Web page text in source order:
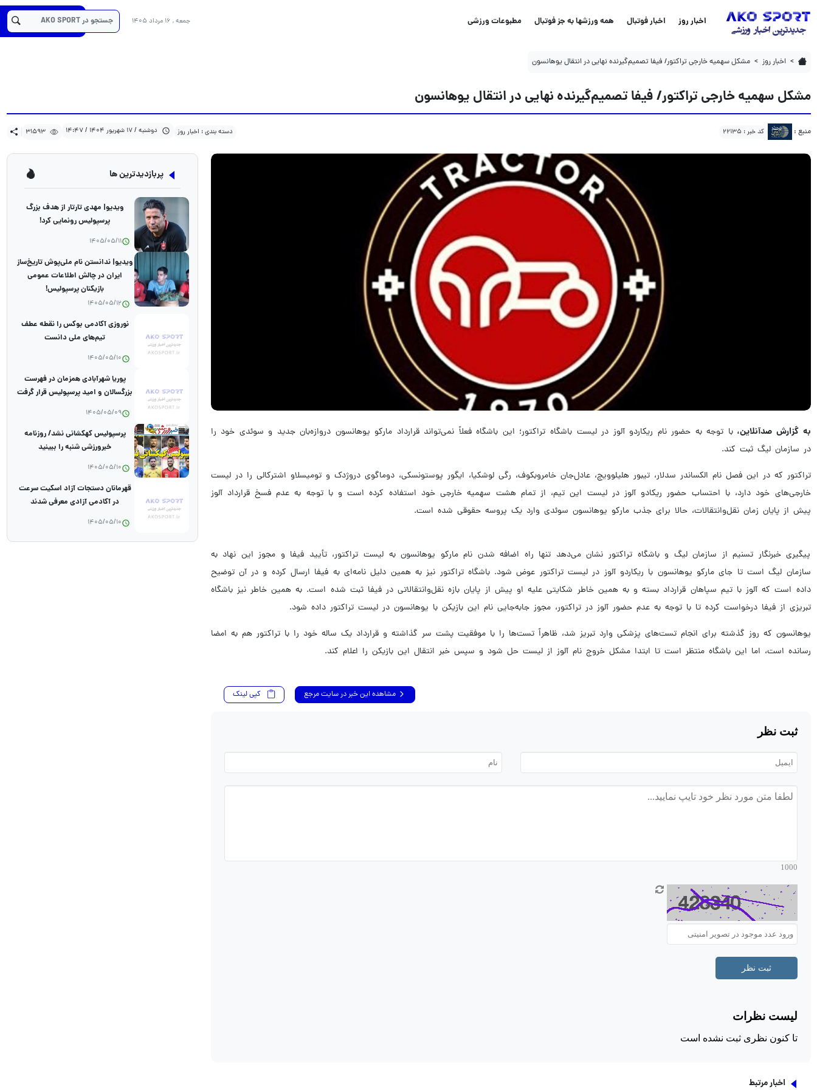
اخبار روز اخبار فوتبال همه ورزشها به جز فوتبال مطبوعات ورزشی جمعه , 16 مرداد 1405
اخبار روز مشکل سهمیه خارجی تراکتور/ فیفا تصمیم‌گیرنده نهایی در انتقال یوهانسون
مشکل سهمیه خارجی تراکتور/ فیفا تصمیم‌گیرنده نهایی در انتقال یوهانسون 1404/06/17
31593
مشکل سهمیه خارجی تراکتور/ فیفا تصمیم‌گیرنده نهایی در انتقال یوهانسون
منبع : کد خبر : 22135 دسته بندی : اخبار روز دوشنبه / 17 شهریور 1404 / 14:47 31593
به گزارش صدآنلاین،با توجه به حضور نام ریکاردو آلوز در لیست باشگاه تراکتور؛ این باشگاه فعلاً نمی‌تواند قرارداد مارکو یوهانسون دروازه‌بان جدید و سوئدی خود را
در سازمان لیگ ثبت کند.
تراکتور که در این فصل نام الکساندر سدلار، تیبور هلیلوویچ، عادل‌جان خامروبکوف، رگی لوشکیا، ایگور پوستونسکی، دوماگوی دروژدک و تومیسلاو اشترکالی را در لیست
خارجی‌های خود دارد، با احتساب حضور ریکادو‌ آلوز در لیست این تیم، از تمام هشت سهمیه خارجی خود استفاده کرده است و با توجه به عدم فسخ قرارداد آلوز
پیش از پایان زمان نقل‌و‌انتقالات، حالا برای جذب مارکو یوهانسون سوئدی وارد یک پروسه حقوقی شده است.
پیگیری خبرنگار تسنیم از سازمان لیگ و باشگاه تراکتور نشان می‌دهد تنها راه اضافه شدن نام مارکو یوهانسون به لیست تراکتور، تأیید فیفا و مجوز این نهاد به
سازمان لیگ است تا جای مارکو یوهانسون با ریکاردو آلوز در لیست تراکتور عوض شود. باشگاه تراکتور نیز به همین دلیل نامه‌ای به فیفا ارسال کرده و در آن توضیح
داده است که آلوز با تیم سپاهان قرارداد بسته و به همین خاطر شکایتی علیه او پیش از پایان بازه نقل‌و‌انتقالاتی در فیفا ثبت شده است. به همین خاطر نیز باشگاه
تبریزی از فیفا درخواست کرده تا با توجه به عدم حضور آلوز در تراکتور، مجوز جابه‌جایی نام این بازیکن با یوهانسون در لیست تراکتور داده شود.
یوهانسون که روز گذشته برای انجام تست‌های پزشکی وارد تبریز شد، ظاهراً تست‌ها را با موفقیت پشت سر گذاشته و قرارداد یک ساله خود را با تراکتور هم به امضا
رسانده است، اما این باشگاه منتظر است تا ابتدا مشکل خروج نام آلوز از لیست حل شود و سپس خبر انتقال این بازیکن را اعلام کند.
مشاهده این خبر در سایت مرجع کپی لینک
اخبار مرتبط
پربازدیدترین ها
ویدیو| مهدی تارتار از هدف بزرگ
پرسپولیس رونمایی کرد!
1405/05/11
ویدیو| ندانستن نام ملی‌پوش تاریخ‌ساز
ایران در چالش اطلاعات عمومی
بازیکنان پرسپولیس!
1405/05/12
نوروزی آکادمی بوکس را نقطه عطف
تیم‌های ملی دانست
1405/05/10
پوریا شهرآبادی همزمان در فهرست
بزرگسالان و امید پرسپولیس قرار گرفت
1405/05/09
پرسپولیس کهکشانی نشد/ روزنامه
خبرورزشی شنبه را ببینید
1405/05/10
قهرمانان دستجات آزاد اسکیت سرعت
در آکادمی آزادی معرفی شدند
1405/05/10